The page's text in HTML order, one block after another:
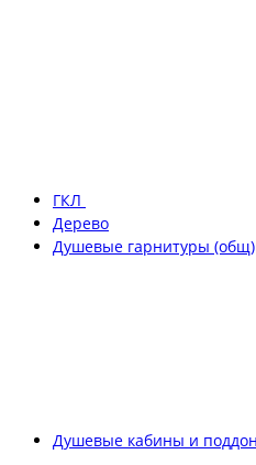
ГКЛ
Дерево
Душевые гарнитуры (общ)
Душевые кабины и